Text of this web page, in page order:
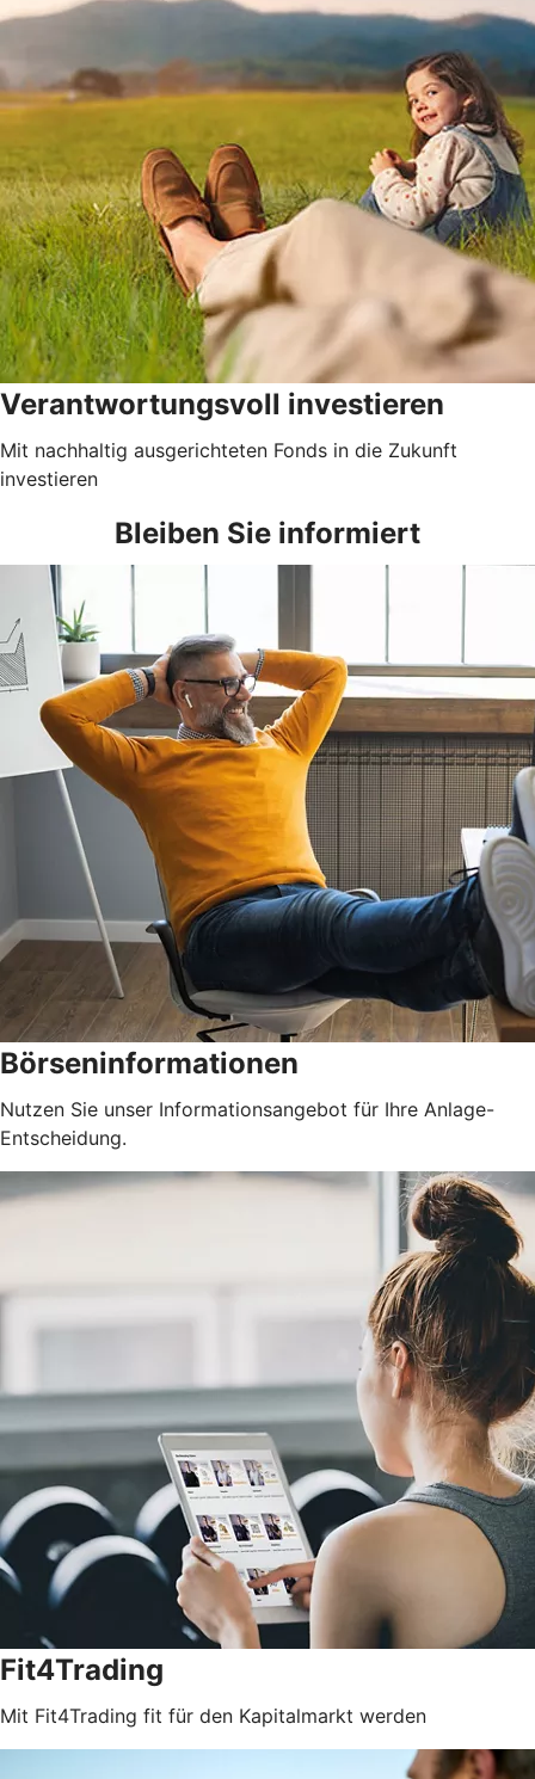
Verantwortungsvoll investieren
Mit nachhaltig ausgerichteten Fonds in die Zukunft
investieren
Bleiben Sie informiert
Börseninformationen
Nutzen Sie unser Informationsangebot für Ihre Anlage-
Entscheidung.
Fit4Trading
Mit Fit4Trading fit für den Kapitalmarkt werden